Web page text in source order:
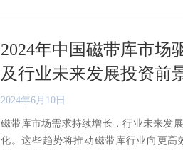
2024年中国磁带库市场
及行业未来发展投资前
2024年6月10日
磁带库市场需求持续增长，行业未来发
化。这些趋势将推动磁带库行业向更